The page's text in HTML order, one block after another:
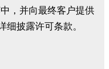
，并向最终客户提供
细披露许可条款。